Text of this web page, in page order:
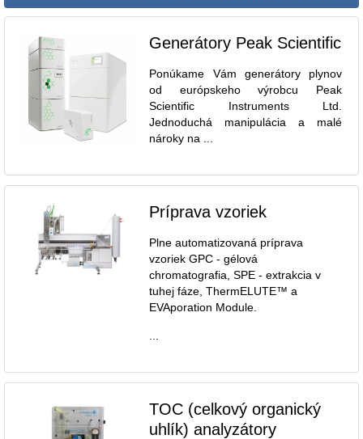
Generátory Peak Scientific
Ponúkame Vám generátory plynov
od európskeho výrobcu Peak
Scientific Instruments Ltd.
Jednoduchá manipulácia a malé
nároky na ...
Príprava vzoriek
Plne automatizovaná príprava
vzoriek GPC - gélová
chromatografia, SPE - extrakcia v
tuhej fáze, ThermELUTE™ a
EVAporation Module.
TOC (celkový organický
uhlík) analyzátory